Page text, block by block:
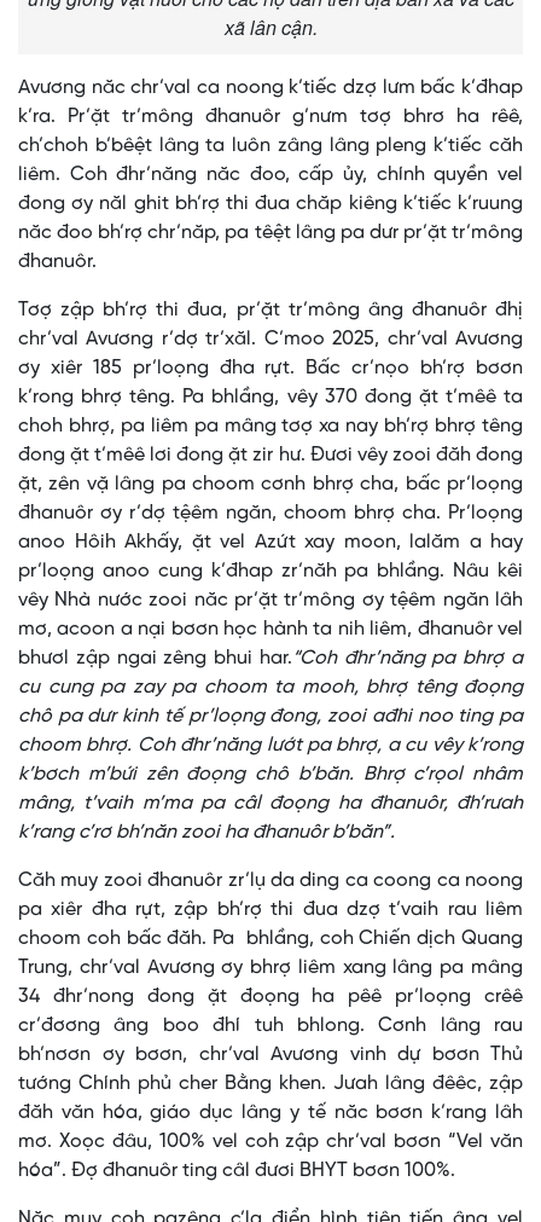
xã lân cận.
Avương năc chr’val ca noong k’tiếc dzợ lưm bấc k’đhap
k’ra. Pr’ặt tr’mông đhanuôr g’nưm tơợ bhrơ ha rêê,
ch’choh b’bêệt lâng ta luôn zâng lâng pleng k’tiếc căh
liêm. Coh đhr’năng năc đoo, cấp ủy, chính quyền vel
đong ơy năl ghit bh’rợ thi đua chăp kiêng k’tiếc k’ruung
năc đoo bh’rợ chr’năp, pa têệt lâng pa dưr pr’ặt tr’mông
đhanuôr.
Tơợ zập bh’rợ thi đua, pr’ặt tr’mông âng đhanuôr đhị
chr’val Avương r’dợ tr’xăl. C’moo 2025, chr’val Avương
ơy xiêr 185 pr’loọng đha rựt. Bấc cr’nọo bh’rợ bơơn
k’rong bhrợ têng. Pa bhlầng, vêy 370 đong ặt t’mêê ta
choh bhrợ, pa liêm pa mâng tơợ xa nay bh’rợ bhrợ têng
đong ặt t’mêê lơi đong ặt zir hư. Đươi vêy zooi đăh đong
ặt, zên vặ lâng pa choom cơnh bhrợ cha, bấc pr’loọng
đhanuôr ơy r’dợ tệêm ngăn, choom bhrợ cha. Pr’loọng
anoo Hôih Akhấy, ặt vel Azứt xay moon, lalăm a hay
pr’loọng anoo cung k’đhap zr’năh pa bhlầng. Nâu kêi
vêy Nhà nước zooi năc pr’ặt tr’mông ơy tệêm ngăn lâh
mơ, acoon a nại bơơn học hành ta nih liêm, đhanuôr vel
bhươl zập ngai zêng bhui har. “Coh đhr’năng pa bhrợ a
cu cung pa zay pa choom ta mooh, bhrợ têng đoọng
chô pa dưr kinh tế pr’loọng đong, zooi ađhi noo ting pa
choom bhrợ. Coh đhr’năng lướt pa bhrợ, a cu vêy k’rong
k’bơch m’bứi zên đoọng chô b’băn. Bhrợ c’rọol nhâm
mâng, t’vaih m’ma pa câl đoọng ha đhanuôr, đh’rưah
k’rang c’rơ bh’năn zooi ha đhanuôr b’băn”.
Căh muy zooi đhanuôr zr’lụ da ding ca coong ca noong
pa xiêr đha rựt, zập bh’rợ thi đua dzợ t’vaih rau liêm
choom coh bấc đăh. Pa bhlầng, coh Chiến dịch Quang
Trung, chr’val Avương ơy bhrợ liêm xang lâng pa mâng
34 đhr’nong đong ặt đoọng ha pêê pr’loọng crêê
cr’đơơng âng boo đhí tuh bhlong. Cơnh lâng rau
bh’nơơn ơy bơơn, chr’val Avương vinh dự bơơn Thủ
tướng Chính phủ cher Bằng khen. Jưah lâng đêêc, zập
đăh văn hóa, giáo dục lâng y tế năc bơơn k’rang lâh
mơ. Xoọc đâu, 100% vel coh zập chr’val bơơn “Vel văn
hóa”. Đợ đhanuôr ting câl đươi BHYT bơơn 100%.